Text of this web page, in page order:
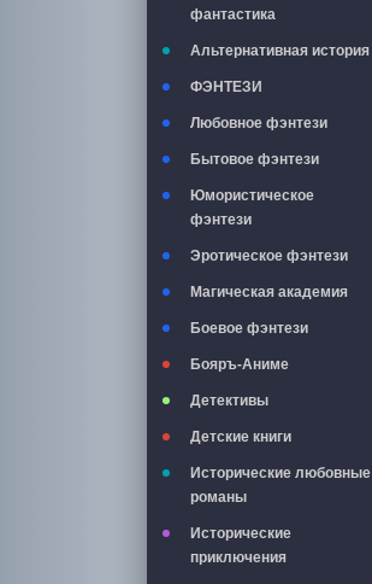
фантастика
Альтернативная история
ФЭНТЕЗИ
Любовное фэнтези
Бытовое фэнтези
Юмористическое
фэнтези
Эротическое фэнтези
Магическая академия
Боевое фэнтези
Бояръ-Аниме
Детективы
Детские книги
Исторические любовные
романы
Исторические
приключения